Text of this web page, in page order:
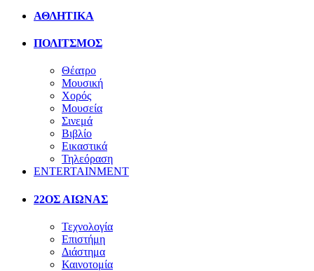
ΑΘΛΗΤΙΚΑ
ΠΟΛΙΤΣΜΟΣ
Θέατρο
Μουσική
Χορός
Μουσεία
Σινεμά
Βιβλίο
Εικαστικά
Τηλεόραση
ENTERTAINMENT
22ΟΣ ΑΙΩΝΑΣ
Τεχνολογία
Επιστήμη
Διάστημα
Καινοτομία